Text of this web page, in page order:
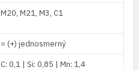
M20, M21, M3, C1
= (+) jednosmerný
C: 0,1 | Si: 0,85 | Mn: 1,4